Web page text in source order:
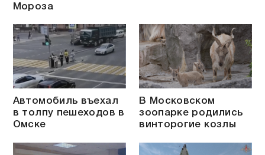
Мороза
Автомобиль въехал
в толпу пешеходов в
Омске
В Московском
зоопарке родились
винторогие козлы